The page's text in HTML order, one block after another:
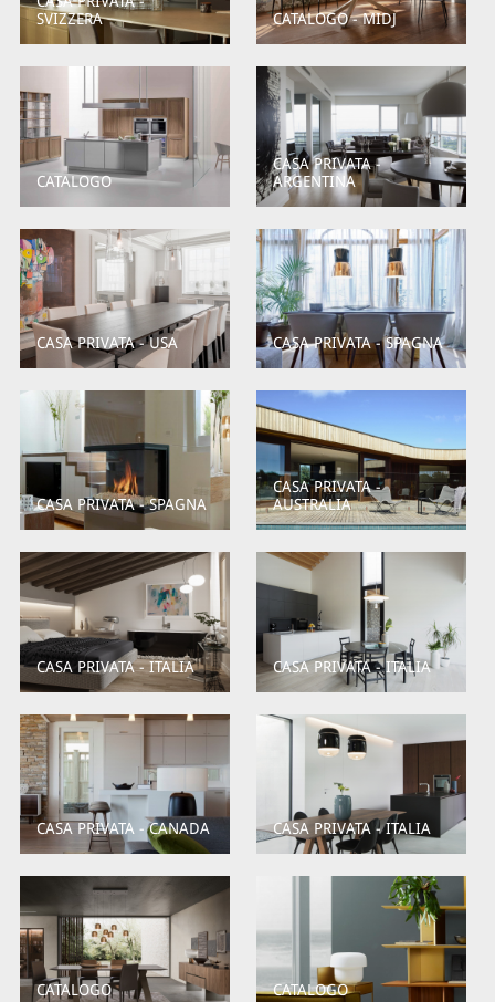
SVIZZERA
CATALOGO - MIDJ
CATALOGO
CASA PRIVATA -
ARGENTINA
CASA PRIVATA - USA CASA PRIVATA - SPAGNA
CASA PRIVATA - SPAGNA
CASA PRIVATA -
AUSTRALIA
CASA PRIVATA - ITALIA CASA PRIVATA - ITALIA
CASA PRIVATA - CANADA CASA PRIVATA - ITALIA
CATALOGO CATALOGO